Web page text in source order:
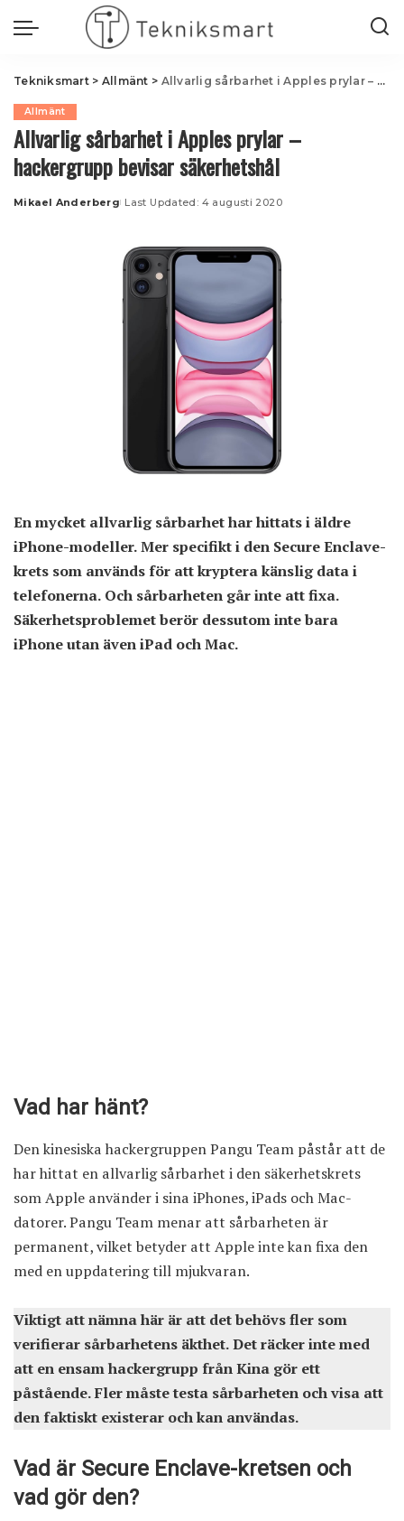
Tekniksmart> Allmänt > Allvarlig sårbarhet i Apples prylar – hackergrupp bevisar säkerhetshål
Allmänt
Allvarlig sårbarhet i Apples prylar –
hackergrupp bevisar säkerhetshål
Posted
Mikael Anderberg Last Updated: 4 augusti 2020
En mycket allvarlig sårbarhet har hittats i äldre
iPhone-modeller. Mer specifikt i den Secure Enclave-
krets som används för att kryptera känslig data i
telefonerna. Och sårbarheten går inte att fixa.
Säkerhetsproblemet berör dessutom inte bara
iPhone utan även iPad och Mac.
Vad har hänt?
Den kinesiska hackergruppen Pangu Team påstår att de
har hittat en allvarlig sårbarhet i den säkerhetskrets
som Apple använder i sina iPhones, iPads och Mac-
datorer. Pangu Team menar att sårbarheten är
permanent, vilket betyder att Apple inte kan fixa den
med en uppdatering till mjukvaran.
Viktigt att nämna här är att det behövs fler som
verifierar sårbarhetens äkthet. Det räcker inte med
att en ensam hackergrupp från Kina gör ett
påstående. Fler måste testa sårbarheten och visa att
den faktiskt existerar och kan användas.
Vad är Secure Enclave-kretsen och
vad gör den?